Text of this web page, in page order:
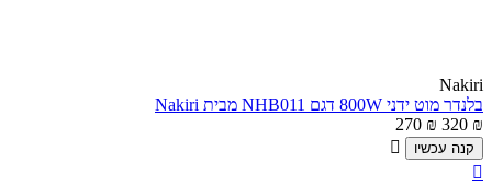
Nakiri
בלנדר מוט ידני 800W דגם NHB011 מבית Nakiri
320 ₪
270 ₪
קנה עכשיו

